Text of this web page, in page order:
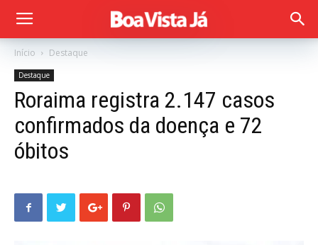
Início Destaque
Destaque
Roraima registra 2.147 casos
confirmados da doença e 72
óbitos